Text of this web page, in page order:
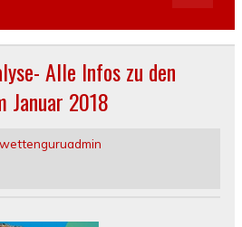
Alle Infos zu den
Januar 2018
wettenguruadmin